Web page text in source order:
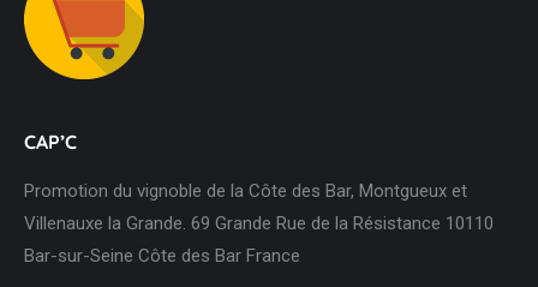
CAP’C
Promotion du vignoble de la Côte des Bar, Montgueux et
Villenauxe la Grande. 69 Grande Rue de la Résistance 10110
Bar-sur-Seine Côte des Bar France